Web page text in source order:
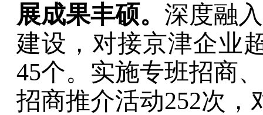
展成果丰硕。 深度融
建设， 对接京津企业
45个。实施专班招商
招商推介活动252次，